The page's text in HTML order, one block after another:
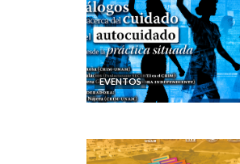
EVENTOS